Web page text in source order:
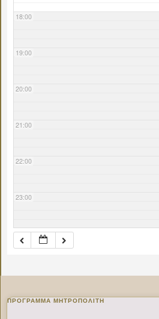
18:00
19:00
20:00
21:00
22:00
23:00
ΠΡΌΓΡΑΜΜΑ ΜΗΤΡΟΠΟΛΊΤΗ